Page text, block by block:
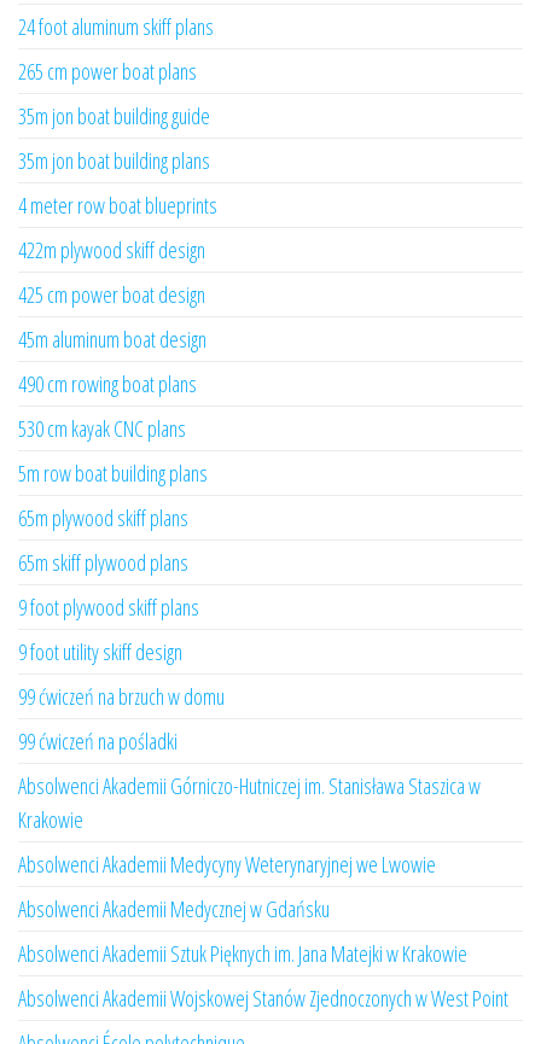
24 foot aluminum skiff plans
265 cm power boat plans
35m jon boat building guide
35m jon boat building plans
4 meter row boat blueprints
422m plywood skiff design
425 cm power boat design
45m aluminum boat design
490 cm rowing boat plans
530 cm kayak CNC plans
5m row boat building plans
65m plywood skiff plans
65m skiff plywood plans
9 foot plywood skiff plans
9 foot utility skiff design
99 ćwiczeń na brzuch w domu
99 ćwiczeń na pośladki
Absolwenci Akademii Górniczo-Hutniczej im. Stanisława Staszica w
Krakowie
Absolwenci Akademii Medycyny Weterynaryjnej we Lwowie
Absolwenci Akademii Medycznej w Gdańsku
Absolwenci Akademii Sztuk Pięknych im. Jana Matejki w Krakowie
Absolwenci Akademii Wojskowej Stanów Zjednoczonych w West Point